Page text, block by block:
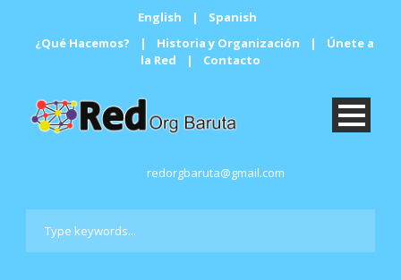
English |
Spanish
¿Qué Hacemos?
| Historia y Organización |
Únete a
la Red
| Contacto
redorgbaruta@gmail.com